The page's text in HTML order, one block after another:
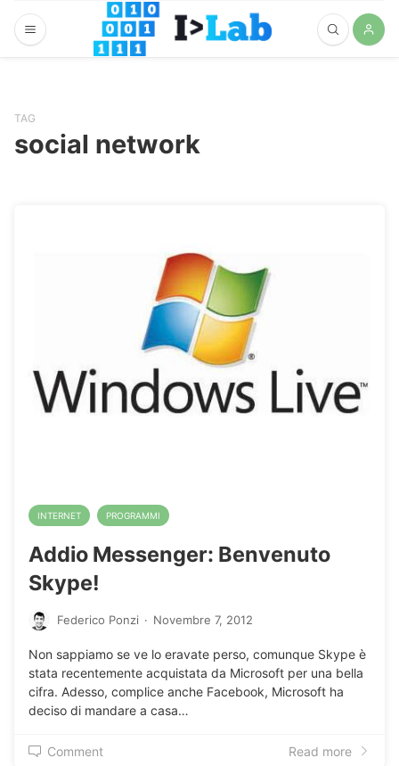
TAG
social network
INTERNET PROGRAMMI
Addio Messenger: Benvenuto
Skype!
Federico Ponzi · Novembre 7, 2012
Non sappiamo se ve lo eravate perso, comunque Skype è
stata recentemente acquistata da Microsoft per una bella
cifra. Adesso, complice anche Facebook, Microsoft ha
deciso di mandare a casa…
Comment Read more